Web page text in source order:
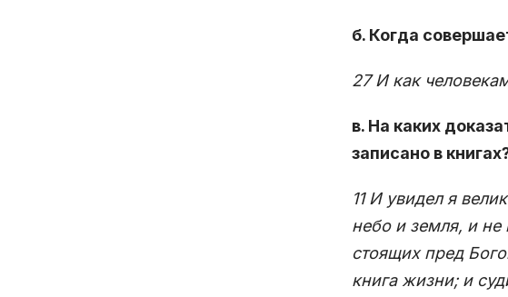
б. Когда
27 И как
в. На каких
записано в
11 И увидел я
небо и земля, и
стоящих пред
книга жизни; и